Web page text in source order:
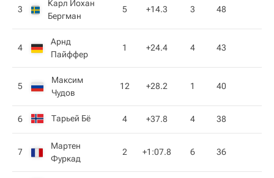
3
Карл Йохан
Бергман
5 +14.3 3 48
4
Арнд
Пайффер
1 +24.4 4 43
5
Максим
Чудов
12 +28.2 1 40
6 Тарьей Бё 4 +37.8 4 38
7
Мартен
Фуркад
2 +1:07.8 6 36